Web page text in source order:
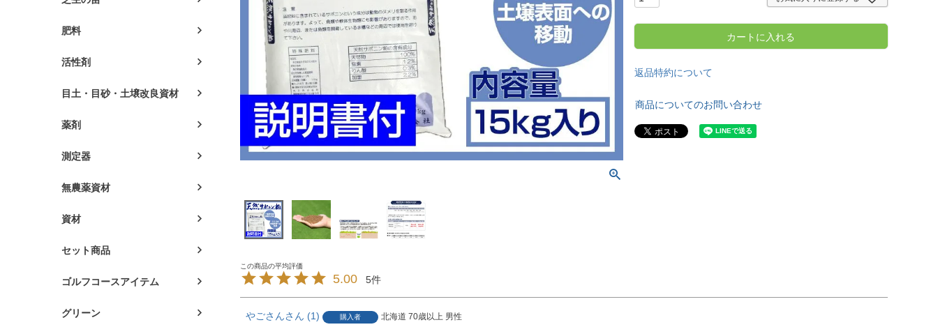
肥料
活性剤
目土・目砂・土壌改良資材
薬剤
測定器
無農薬資材
資材
セット商品
ゴルフコースアイテム
グリーン
カートに入れる
返品特約について
商品についてのお問い合わせ
5.00 5
やごさん 1 購入者 北海道 70歳以上 男性